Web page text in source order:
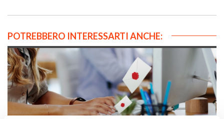
POTREBBERO INTERESSARTI ANCHE: